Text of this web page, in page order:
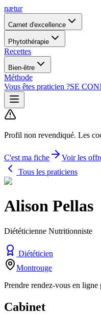
nætur
Carnet d'excellence
Phytothérapie
Recettes
Bien-être
Méthode
Vous êtes praticien ?SE
Profil non revendiqué. Les
C'est ma fiche
Voir les
Tous les praticiens
Alison Pellas
Diététicienne Nutritionniste
Diététicien
Montrouge
Prendre rendez-vous en
Cabinet